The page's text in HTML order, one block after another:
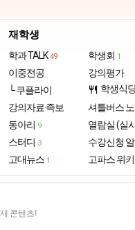
재학생
학과 TALK 49
이중전공
└ 쿠플라이
강의자료·족보
동아리 9
스터디 3
고대뉴스 1
학생회 1
강의평가
restaurant 학생식
셔틀버스
열람실 (실
수강신청
고파스 위키
콘텐츠!